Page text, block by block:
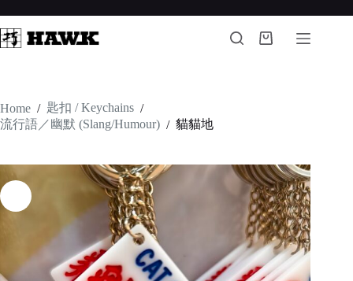
to
content
Shopping
Home / 匙扣 / Keychains /
流行語／幽默 (Slang/Humour) / 貓貓地